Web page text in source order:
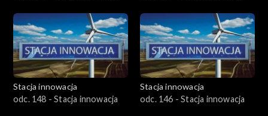
Stacja innowacja
odc. 148 - Stacja innowacja
Stacja innowacja
odc. 146 - Stacja innowacja